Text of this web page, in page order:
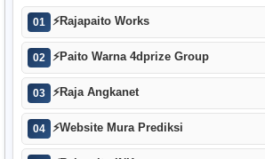
01 ⚡Rajapaito Works
02 ⚡Paito Warna 4dprize Group
03 ⚡Raja Angkanet
04 ⚡Website Mura Prediksi